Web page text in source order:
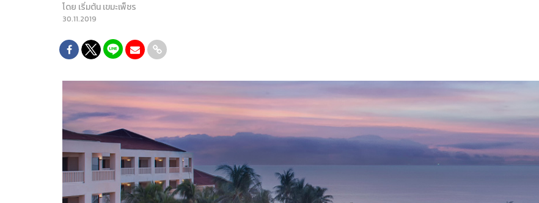
โดย เริ่มต้น เขมะเพ็ชร
30.11.2019